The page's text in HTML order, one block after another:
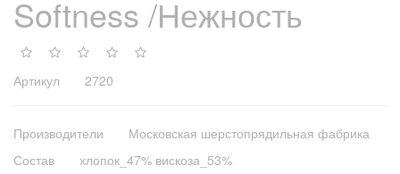
Softness /Нежность
Артикул 2720
Производители Московская шерстопрядильная фабрика
Состав хлопок_47% вискоза_53%